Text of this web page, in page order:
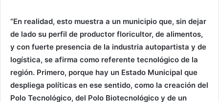
“En realidad, esto muestra a un municipio que, sin dejar
de lado su perfil de productor floricultor, de alimentos,
y con fuerte presencia de la industria autopartista y de
logística, se afirma como referente tecnológico de la
región. Primero, porque hay un Estado Municipal que
despliega políticas en ese sentido, como la creación del
Polo Tecnológico, del Polo Biotecnológico y de un